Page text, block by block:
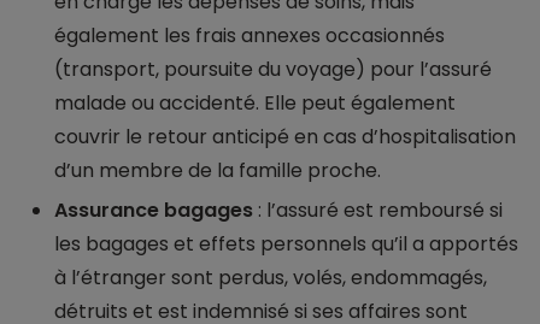
également les frais annexes occasionnés
(transport, poursuite du voyage) pour l’assuré
malade ou accidenté. Elle peut également
couvrir le retour anticipé en cas d’hospitalisation
d’un membre de la famille proche.
Assurance bagages : l’assuré est remboursé si
les bagages et effets personnels qu’il a apportés
à l’étranger sont perdus, volés, endommagés,
détruits et est indemnisé si ses affaires sont